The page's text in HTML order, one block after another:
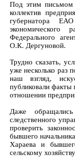
Под этим письмом
коллектив
губернатора
экономического
Федерального
О.К. Дергуновой.
Трудно сказать,
уже несколько раз
наш взгляд,
публиковали факты
отношении
Даже
следственного
проверить
бывшего
Хараева и
сельскому